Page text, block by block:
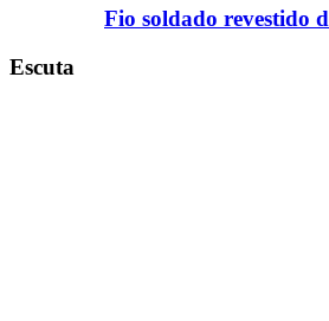
Fio soldado revestido
Escuta